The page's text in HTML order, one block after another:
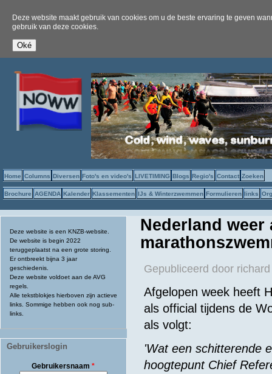
Deze website maakt gebruik van cookies om u de beste ervaring te geven
gebruik van deze cookies.
Home Columns Diversen Foto's en video's LIVETIMING Blogs Regio's Contact Zoeken
Brochure AGENDA Kalender Klassementen IJs & Winterzwemmen Formulieren links
Deze website is een KNZB-website.
De website is begin 2022
teruggeplaatst na een grote storing.
Er ontbreekt bijna 3 jaar
geschiedenis.
Deze website voldoet aan de AVG
regels.
Alle tekstblokjes hierboven zijn actieve
links. Sommige hebben ook nog sub-
links.
Gebruikerslogin
Gebruikersnaam*
Nederland
Gepubliceerd door
Afgelopen week heeft
als official tijdens de
als volgt:
'Wat een schitterende
hoogtepunt Chief